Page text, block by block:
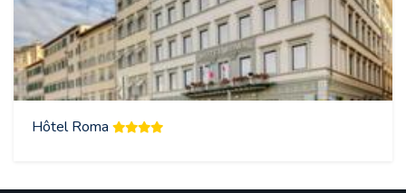
Hôtel Roma